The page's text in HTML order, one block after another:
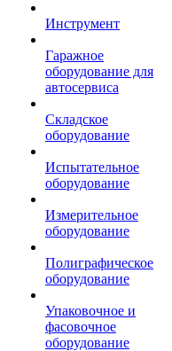
Инструмент
Гаражное
оборудование для
автосервиса
Складское
оборудование
Испытательное
оборудование
Измерительное
оборудование
Полиграфическое
оборудование
Упаковочное и
фасовочное
оборудование